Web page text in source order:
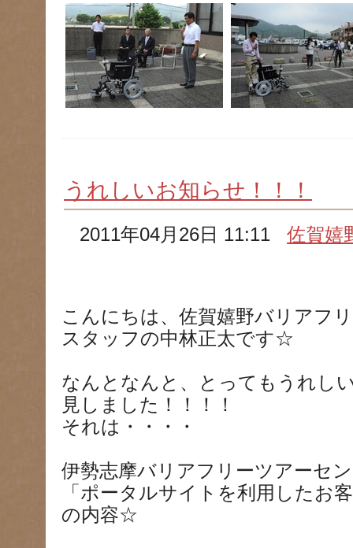
うれしいお知らせ！！！
2011年04月26日 11:11佐賀嬉
こんにちは、佐賀嬉野バリアフ
スタッフの中林正太です☆
なんとなんと、とってもうれし
見しました！！！！
それは・・・・
伊勢志摩バリアフリーツアーセ
「ポータルサイトを利用したお
の内容☆